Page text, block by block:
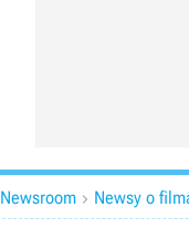
Newsroom  Newsy o